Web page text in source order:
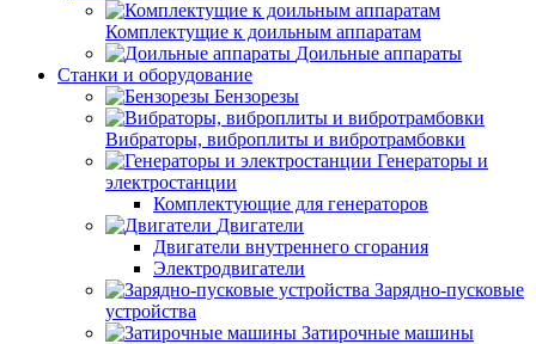
Комплектущие к доильным аппаратам
Доильные аппараты
Станки и оборудование
Бензорезы
Вибраторы, виброплиты и вибротрамбовки
Генераторы и
электростанции
Комплектующие для генераторов
Двигатели
Двигатели внутреннего сгорания
Электродвигатели
Зарядно-пусковые
устройства
Затирочные машины